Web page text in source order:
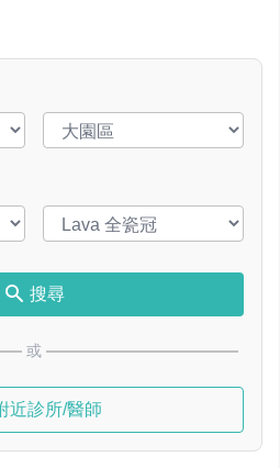
搜尋
或
近診所/醫師